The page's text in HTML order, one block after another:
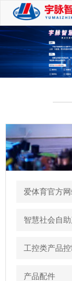
爱体育官方网
智慧社会自
工控类产品控
产品配件